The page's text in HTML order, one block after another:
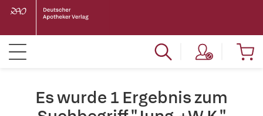
Es wurde 1 Ergebnis zum